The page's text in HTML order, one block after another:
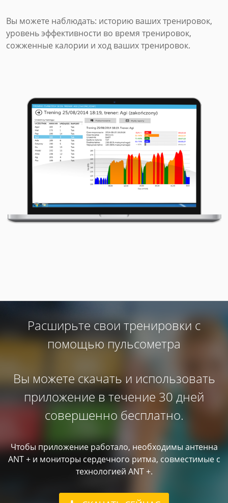
Вы можете наблюдать: историю ваших тренировок,
уровень эффективности во время тренировок,
сожженные калории и ход ваших тренировок.
Расширьте свои тренировки с
помощью пульсометра
Вы можете скачать и использовать
приложение в течение 30 дней
совершенно бесплатно.
Чтобы приложение работало, необходимы антенна
ANT + и мониторы сердечного ритма, совместимые с
технологией ANT +.